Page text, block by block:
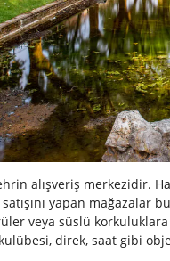
alışveriş merkezidir.
yapan mağazalar
veya süslü
direk, saat gibi